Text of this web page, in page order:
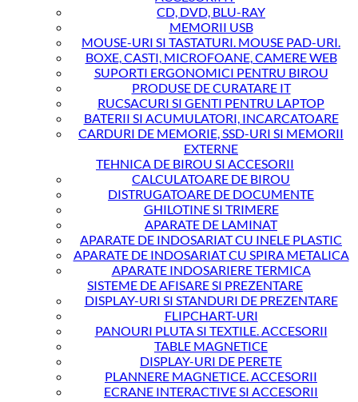
CD, DVD, BLU-RAY
MEMORII USB
MOUSE-URI SI TASTATURI. MOUSE PAD-URI.
BOXE, CASTI, MICROFOANE, CAMERE WEB
SUPORTI ERGONOMICI PENTRU BIROU
PRODUSE DE CURATARE IT
RUCSACURI SI GENTI PENTRU LAPTOP
BATERII SI ACUMULATORI, INCARCATOARE
CARDURI DE MEMORIE, SSD-URI SI MEMORII
EXTERNE
TEHNICA DE BIROU SI ACCESORII
CALCULATOARE DE BIROU
DISTRUGATOARE DE DOCUMENTE
GHILOTINE SI TRIMERE
APARATE DE LAMINAT
APARATE DE INDOSARIAT CU INELE PLASTIC
APARATE DE INDOSARIAT CU SPIRA METALICA
APARATE INDOSARIERE TERMICA
SISTEME DE AFISARE SI PREZENTARE
DISPLAY-URI SI STANDURI DE PREZENTARE
FLIPCHART-URI
PANOURI PLUTA SI TEXTILE. ACCESORII
TABLE MAGNETICE
DISPLAY-URI DE PERETE
PLANNERE MAGNETICE. ACCESORII
ECRANE INTERACTIVE SI ACCESORII